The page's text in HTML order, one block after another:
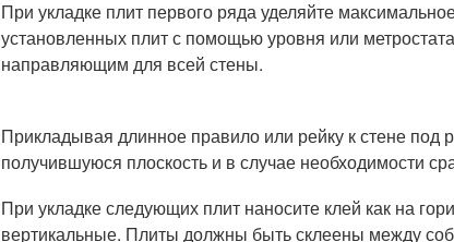
При укладке плит первого ряда уделяйте
установленных плит с помощью уровня или
направляющим для всей стены.
Прикладывая длинное правило или рейку к стене
получившуюся плоскость и в случае необходимости
При укладке следующих плит наносите клей как на
вертикальные. Плиты должны быть склеены между